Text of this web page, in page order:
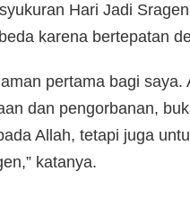
Hari Jadi
karena bertepatan
pertama bagi saya.
dan pengorbanan,
Allah, tetapi juga
katanya.